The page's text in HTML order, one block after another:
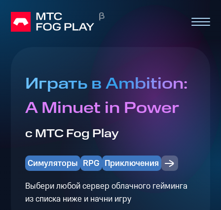
Играть в Ambition:
A Minuet in Power
с МТС Fog Play
Симуляторы RPG Приключения
Выбери любой сервер облачного гейминга
из списка ниже и начни игру